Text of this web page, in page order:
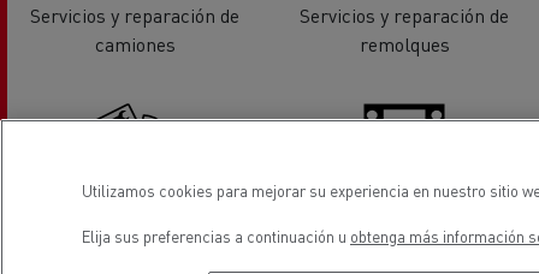
Servicios y reparación de
camiones
Servicios y reparación de
remolques
Hidraúlico Tacógrafos
Utilizamos cookies para mejorar su experiencia en nuestro sitio
Elija sus preferencias a continuación u obtenga más información